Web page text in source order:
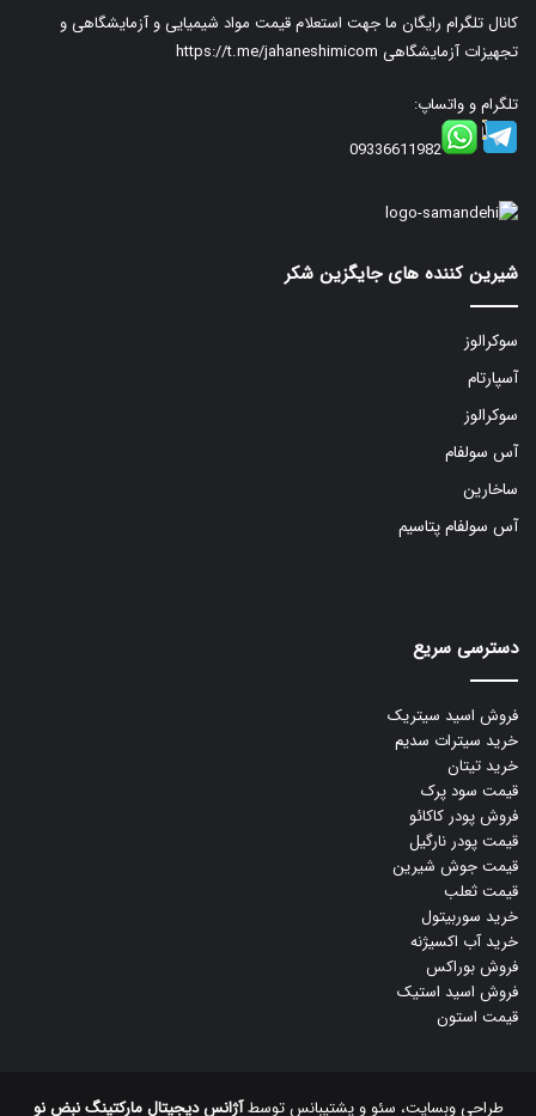
کانال تلگرام رایگان ما جهت استعلام قیمت مواد شیمیایی و آزمایشگاهی و
تجهیزات آزمایشگاهی https://t.me/jahaneshimicom
تلگرام و واتساپ:
09336611982
شیرین کننده های جایگزین شکر
سوکرالوز
آسپارتام
سوکرالوز
آس سولفام
ساخارین
آس سولفام پتاسیم
دسترسی سریع
فروش اسید سیتریک
خرید سیترات سدیم
خرید تیتان
قیمت سود پرک
فروش پودر کاکائو
قیمت پودر نارگیل
قیمت جوش شیرین
قیمت ثعلب
خرید سوربیتول
خرید آب اکسیژنه
فروش بوراکس
فروش اسید استیک
قیمت استون
طراحی وبسایت، سئو و پشتیبانس توسطآژانس دیجیتال مارکتینگ نبض نو